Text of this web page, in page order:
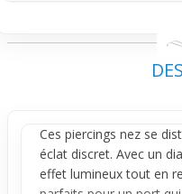
Ces piercings nez se
éclat discret. Avec un
effet lumineux tout en